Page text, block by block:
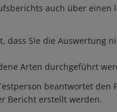
auch über
dass Sie die Auswertung
Arten durchgeführt
beantwortet den
Bericht erstellt werden.